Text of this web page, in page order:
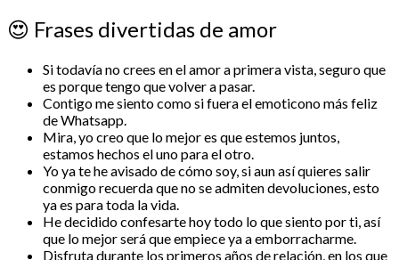
😍 Frases divertidas de amor
Si todavía no crees en el amor a primera vista, seguro que
es porque tengo que volver a pasar.
Contigo me siento como si fuera el emoticono más feliz
de Whatsapp.
Mira, yo creo que lo mejor es que estemos juntos,
estamos hechos el uno para el otro.
Yo ya te he avisado de cómo soy, si aun así quieres salir
conmigo recuerda que no se admiten devoluciones, esto
ya es para toda la vida.
He decidido confesarte hoy todo lo que siento por ti, así
que lo mejor será que empiece ya a emborracharme.
Disfruta durante los primeros años de relación, en los que